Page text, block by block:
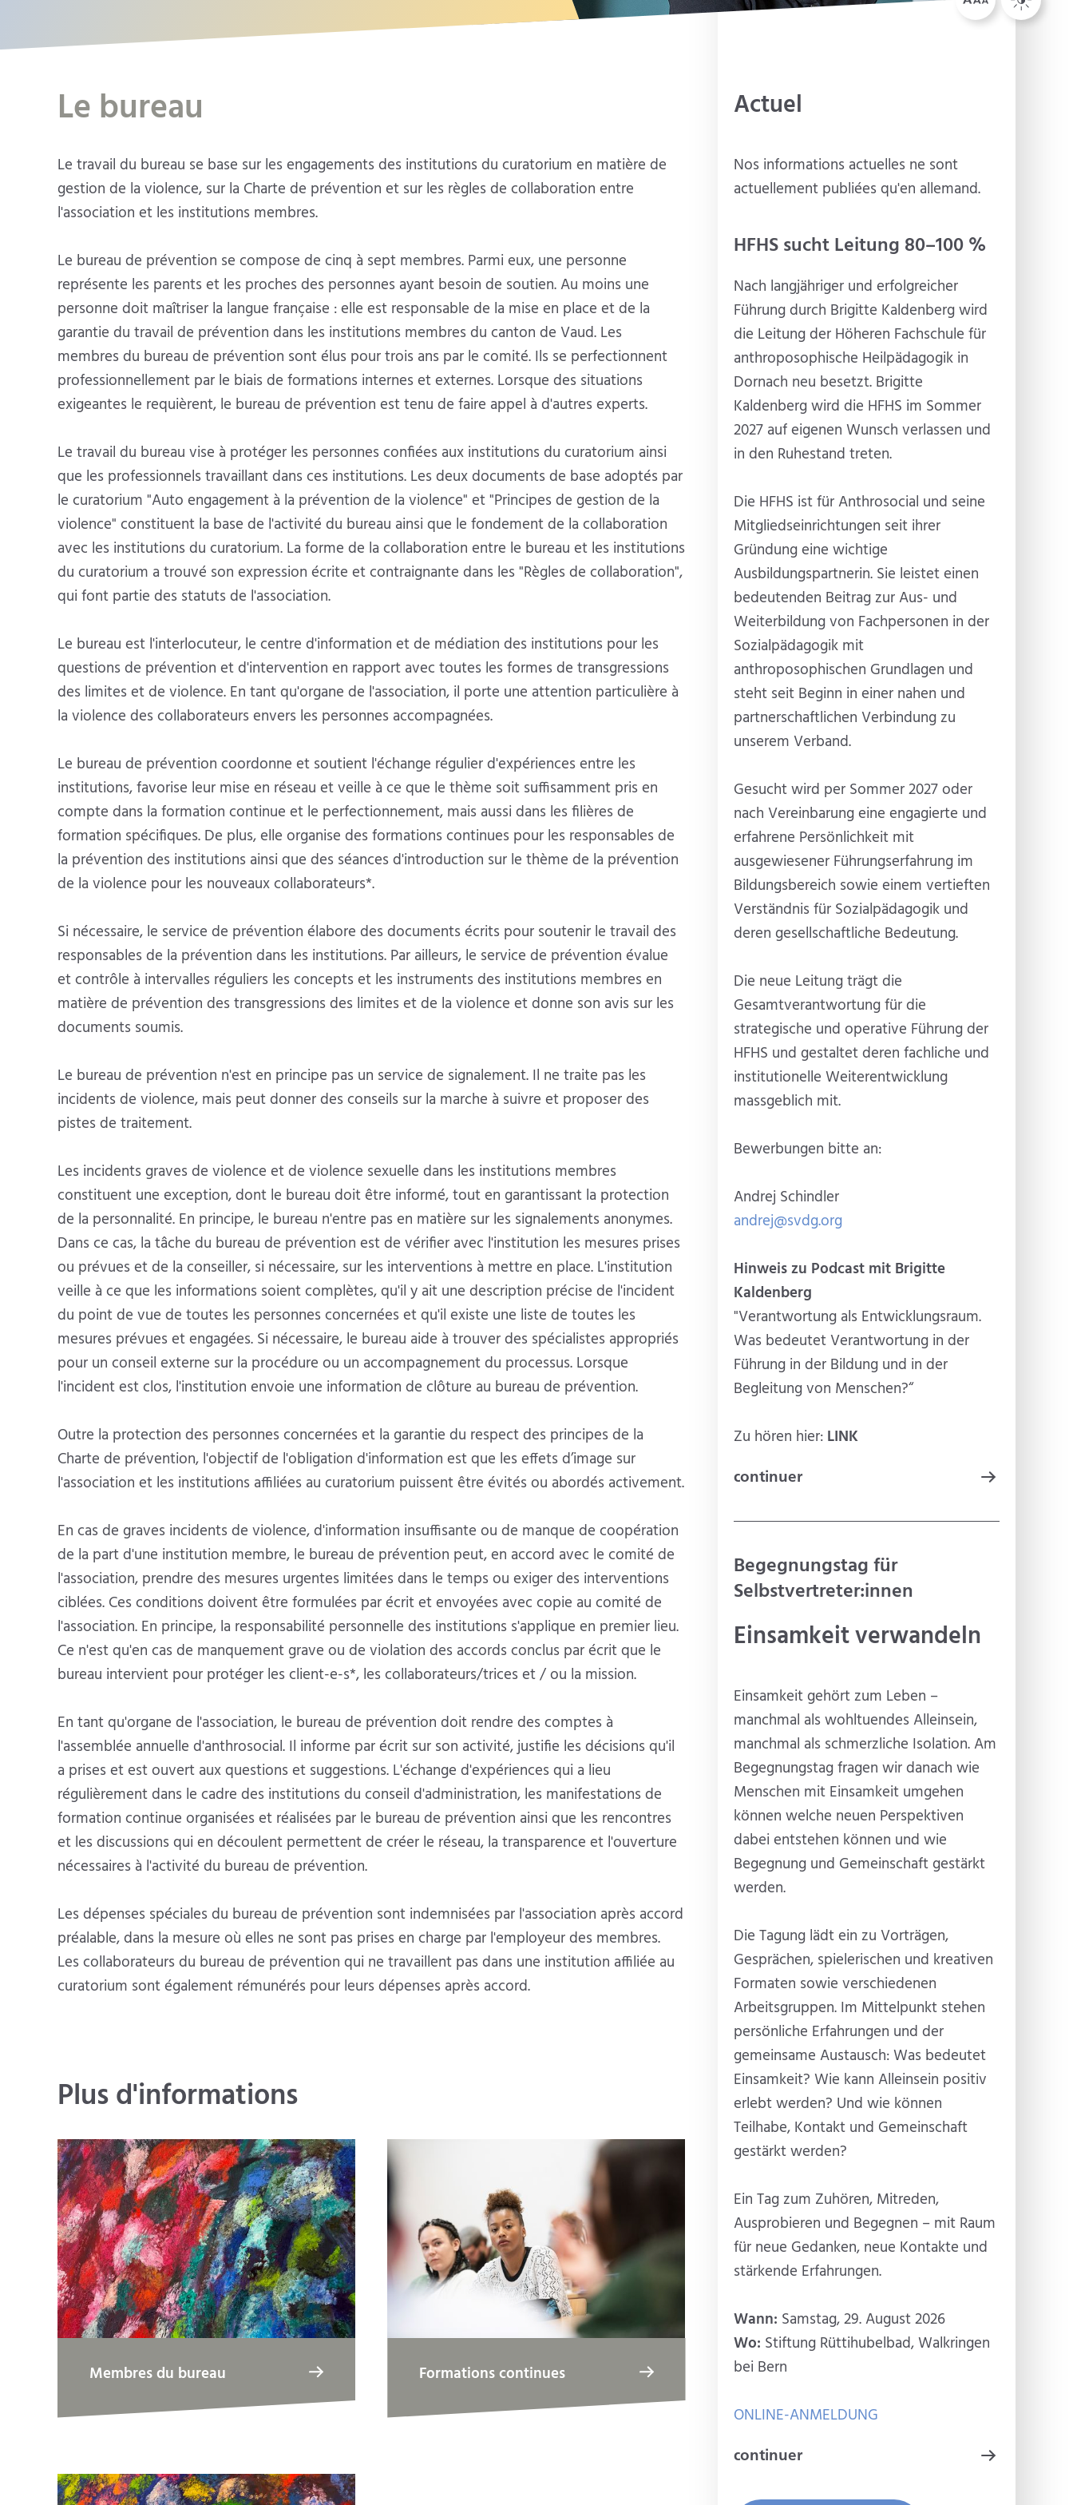
Le bureau
Le travail du bureau se base sur les engagements des institutions du curatorium en matière de
gestion de la violence, sur la Charte de prévention et sur les règles de collaboration entre
l'association et les institutions membres.
Le bureau de prévention se compose de cinq à sept membres. Parmi eux, une personne
représente les parents et les proches des personnes ayant besoin de soutien. Au moins une
personne doit maîtriser la langue française : elle est responsable de la mise en place et de la
garantie du travail de prévention dans les institutions membres du canton de Vaud. Les
membres du bureau de prévention sont élus pour trois ans par le comité. Ils se perfectionnent
professionnellement par le biais de formations internes et externes. Lorsque des situations
exigeantes le requièrent, le bureau de prévention est tenu de faire appel à d'autres experts.
Le travail du bureau vise à protéger les personnes confiées aux institutions du curatorium ainsi
que les professionnels travaillant dans ces institutions. Les deux documents de base adoptés par
le curatorium "Auto engagement à la prévention de la violence" et "Principes de gestion de la
violence" constituent la base de l'activité du bureau ainsi que le fondement de la collaboration
avec les institutions du curatorium. La forme de la collaboration entre le bureau et les institutions
du curatorium a trouvé son expression écrite et contraignante dans les "Règles de collaboration",
qui font partie des statuts de l'association.
Le bureau est l'interlocuteur, le centre d'information et de médiation des institutions pour les
questions de prévention et d'intervention en rapport avec toutes les formes de transgressions
des limites et de violence. En tant qu'organe de l'association, il porte une attention particulière à
la violence des collaborateurs envers les personnes accompagnées.
Le bureau de prévention coordonne et soutient l'échange régulier d'expériences entre les
institutions, favorise leur mise en réseau et veille à ce que le thème soit suffisamment pris en
compte dans la formation continue et le perfectionnement, mais aussi dans les filières de
formation spécifiques. De plus, elle organise des formations continues pour les responsables de
la prévention des institutions ainsi que des séances d'introduction sur le thème de la prévention
de la violence pour les nouveaux collaborateurs*.
Si nécessaire, le service de prévention élabore des documents écrits pour soutenir le travail des
responsables de la prévention dans les institutions. Par ailleurs, le service de prévention évalue
et contrôle à intervalles réguliers les concepts et les instruments des institutions membres en
matière de prévention des transgressions des limites et de la violence et donne son avis sur les
documents soumis.
Le bureau de prévention n'est en principe pas un service de signalement. Il ne traite pas les
incidents de violence, mais peut donner des conseils sur la marche à suivre et proposer des
pistes de traitement.
Les incidents graves de violence et de violence sexuelle dans les institutions membres
constituent une exception, dont le bureau doit être informé, tout en garantissant la protection
de la personnalité. En principe, le bureau n'entre pas en matière sur les signalements anonymes.
Dans ce cas, la tâche du bureau de prévention est de vérifier avec l'institution les mesures prises
ou prévues et de la conseiller, si nécessaire, sur les interventions à mettre en place. L'institution
veille à ce que les informations soient complètes, qu'il y ait une description précise de l'incident
du point de vue de toutes les personnes concernées et qu'il existe une liste de toutes les
mesures prévues et engagées. Si nécessaire, le bureau aide à trouver des spécialistes appropriés
pour un conseil externe sur la procédure ou un accompagnement du processus. Lorsque
l'incident est clos, l'institution envoie une information de clôture au bureau de prévention.
Outre la protection des personnes concernées et la garantie du respect des principes de la
Charte de prévention, l'objectif de l'obligation d'information est que les effets d’image sur
l'association et les institutions affiliées au curatorium puissent être évités ou abordés activement.
En cas de graves incidents de violence, d'information insuffisante ou de manque de coopération
de la part d'une institution membre, le bureau de prévention peut, en accord avec le comité de
l'association, prendre des mesures urgentes limitées dans le temps ou exiger des interventions
ciblées. Ces conditions doivent être formulées par écrit et envoyées avec copie au comité de
l'association. En principe, la responsabilité personnelle des institutions s'applique en premier lieu.
Ce n'est qu'en cas de manquement grave ou de violation des accords conclus par écrit que le
bureau intervient pour protéger les client-e-s*, les collaborateurs/trices et / ou la mission.
En tant qu'organe de l'association, le bureau de prévention doit rendre des comptes à
l'assemblée annuelle d'anthrosocial. Il informe par écrit sur son activité, justifie les décisions qu'il
a prises et est ouvert aux questions et suggestions. L'échange d'expériences qui a lieu
régulièrement dans le cadre des institutions du conseil d'administration, les manifestations de
formation continue organisées et réalisées par le bureau de prévention ainsi que les rencontres
et les discussions qui en découlent permettent de créer le réseau, la transparence et l'ouverture
nécessaires à l'activité du bureau de prévention.
Les dépenses spéciales du bureau de prévention sont indemnisées par l'association après accord
préalable, dans la mesure où elles ne sont pas prises en charge par l'employeur des membres.
Les collaborateurs du bureau de prévention qui ne travaillent pas dans une institution affiliée au
curatorium sont également rémunérés pour leurs dépenses après accord.
Plus d'informations
Membres du bureau Formations continues
Actuel
Nos informations actuelles ne sont
actuellement publiées qu'en allemand.
HFHS sucht Leitung 80–100 %
Nach langjähriger und erfolgreicher
Führung durch Brigitte Kaldenberg wird
die Leitung der Höheren Fachschule für
anthroposophische Heilpädagogik in
Dornach neu besetzt. Brigitte
Kaldenberg wird die HFHS im Sommer
2027 auf eigenen Wunsch verlassen und
in den Ruhestand treten.
Die HFHS ist für Anthrosocial und seine
Mitgliedseinrichtungen seit ihrer
Gründung eine wichtige
Ausbildungspartnerin. Sie leistet einen
bedeutenden Beitrag zur Aus- und
Weiterbildung von Fachpersonen in der
Sozialpädagogik mit
anthroposophischen Grundlagen und
steht seit Beginn in einer nahen und
partnerschaftlichen Verbindung zu
unserem Verband.
Gesucht wird per Sommer 2027 oder
nach Vereinbarung eine engagierte und
erfahrene Persönlichkeit mit
ausgewiesener Führungserfahrung im
Bildungsbereich sowie einem vertieften
Verständnis für Sozialpädagogik und
deren gesellschaftliche Bedeutung.
Die neue Leitung trägt die
Gesamtverantwortung für die
strategische und operative Führung der
HFHS und gestaltet deren fachliche und
institutionelle Weiterentwicklung
massgeblich mit.
Bewerbungen bitte an:
Andrej Schindler
andrej@svdg.org
Hinweis zu Podcast mit Brigitte
Kaldenberg
"Verantwortung als Entwicklungsraum.
Was bedeutet Verantwortung in der
Führung in der Bildung und in der
Begleitung von Menschen?“
Zu hören hier: LINK
continuer
Begegnungstag für
Selbstvertreter:innen
Einsamkeit verwandeln
Einsamkeit gehört zum Leben –
manchmal als wohltuendes Alleinsein,
manchmal als schmerzliche Isolation. Am
Begegnungstag fragen wir danach wie
Menschen mit Einsamkeit umgehen
können welche neuen Perspektiven
dabei entstehen können und wie
Begegnung und Gemeinschaft gestärkt
werden.
Die Tagung lädt ein zu Vorträgen,
Gesprächen, spielerischen und kreativen
Formaten sowie verschiedenen
Arbeitsgruppen. Im Mittelpunkt stehen
persönliche Erfahrungen und der
gemeinsame Austausch: Was bedeutet
Einsamkeit? Wie kann Alleinsein positiv
erlebt werden? Und wie können
Teilhabe, Kontakt und Gemeinschaft
gestärkt werden?
Ein Tag zum Zuhören, Mitreden,
Ausprobieren und Begegnen – mit Raum
für neue Gedanken, neue Kontakte und
stärkende Erfahrungen.
Wann: Samstag, 29. August 2026
Wo: Stiftung Rüttihubelbad, Walkringen
bei Bern
ONLINE-ANMELDUNG
continuer